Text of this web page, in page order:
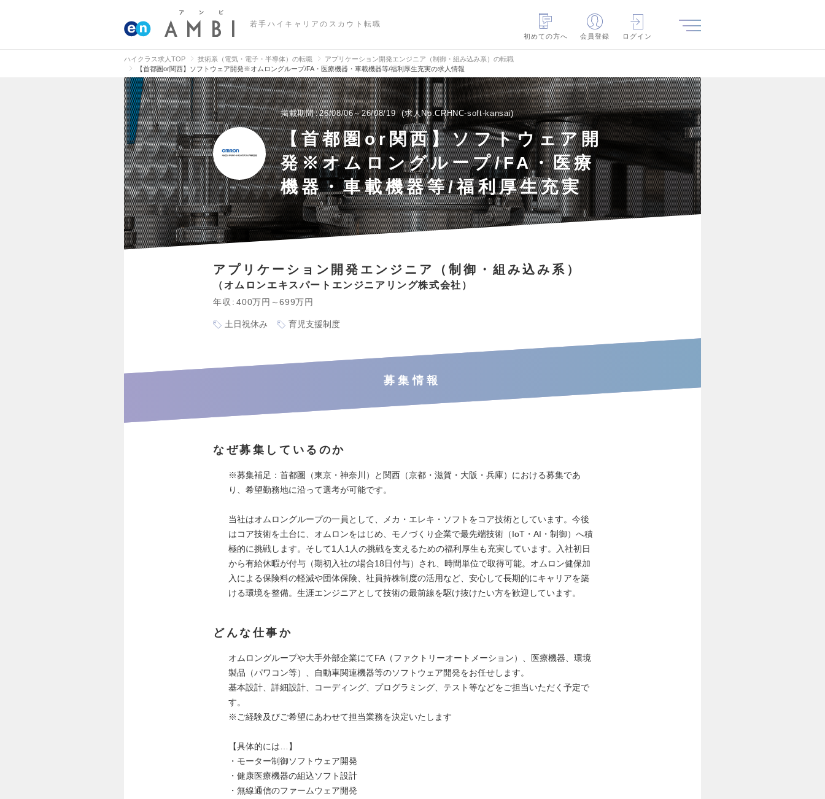
若手ハイキャリアのスカウト転職
初めての方へ
会員登録 ログイン
ハイクラス求人TOP 技術系（電気・電子・半導体）の転職
アプリケーション開発エンジニア（制御・組み込み系）の転職
【首都圏or関西】ソフトウェア開発※オムロングループ/FA・医療機器・車載機器等/福利厚生充実の求人情報
掲載期間 26/08/06～26/08/19 求人No.CRHNC-soft-kansai
【首都圏or関西】ソフトウェア開
発※オムロングループ/FA・医療
機器・車載機器等/福利厚生充実
アプリケーション開発エンジニア（制御・組み込み系）
オムロンエキスパートエンジニアリング株式会社
年収 400万円～699万円
土日祝休み 育児支援制度
募集情報
なぜ募集しているのか
※募集補足：首都圏（東京・神奈川）と関西（京都・滋賀・大阪・兵庫）における募集であ
り、希望勤務地に沿って選考が可能です。
当社はオムロングループの一員として、メカ・エレキ・ソフトをコア技術としています。今後
はコア技術を土台に、オムロンをはじめ、モノづくり企業で最先端技術（IoT・AI・制御）へ積
極的に挑戦します。そして1人1人の挑戦を支えるための福利厚生も充実しています。入社初日
から有給休暇が付与（期初入社の場合18日付与）され、時間単位で取得可能。オムロン健保加
入による保険料の軽減や団体保険、社員持株制度の活用など、安心して長期的にキャリアを築
ける環境を整備。生涯エンジニアとして技術の最前線を駆け抜けたい方を歓迎しています。
どんな仕事か
オムロングループや大手外部企業にてFA（ファクトリーオートメーション）、医療機器、環境
製品（パワコン等）、自動車関連機器等のソフトウェア開発をお任せします。
基本設計、詳細設計、コーディング、プログラミング、テスト等などをご担当いただく予定で
す。
※ご経験及びご希望にあわせて担当業務を決定いたします
【具体的には…】
・モーター制御ソフトウェア開発
・健康医療機器の組込ソフト設計
・無線通信のファームウェア開発